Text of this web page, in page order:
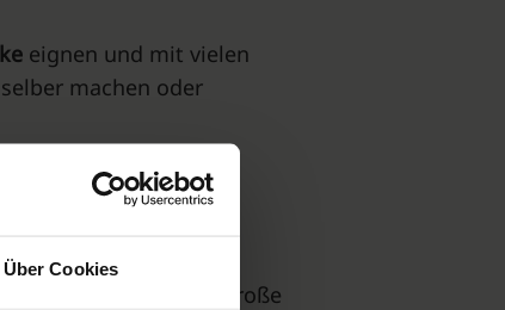
Über Cookies
eignen und mit vielen
selber machen oder
bieten eine große